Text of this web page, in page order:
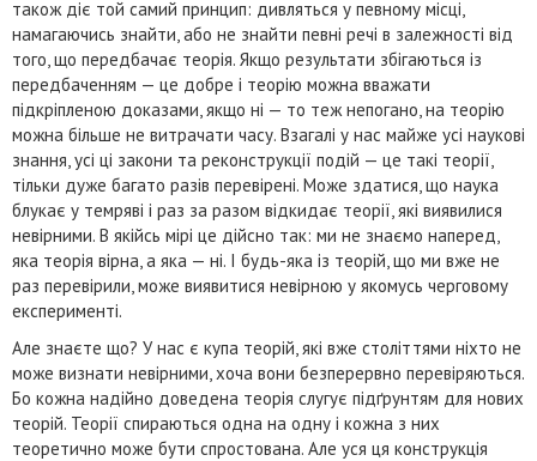
також діє той самий принцип: дивляться у певному місці,
намагаючись знайти, або не знайти певні речі в залежності від
того, що передбачає теорія. Якщо результати збігаються із
передбаченням — це добре і теорію можна вважати
підкріпленою доказами, якщо ні — то теж непогано, на теорію
можна більше не витрачати часу. Взагалі у нас майже усі наукові
знання, усі ці закони та реконструкції подій — це такі теорії,
тільки дуже багато разів перевірені. Може здатися, що наука
блукає у темряві і раз за разом відкидає теорії, які виявилися
невірними. В якійсь мірі це дійсно так: ми не знаємо наперед,
яка теорія вірна, а яка — ні. І будь-яка із теорій, що ми вже не
раз перевірили, може виявитися невірною у якомусь черговому
експерименті.
Але знаєте що? У нас є купа теорій, які вже століттями ніхто не
може визнати невірними, хоча вони безперервно перевіряються.
Бо кожна надійно доведена теорія слугує підґрунтям для нових
теорій. Теорії спираються одна на одну і кожна з них
теоретично може бути спростована. Але уся ця конструкція